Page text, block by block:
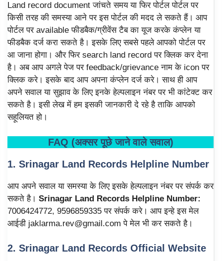
Land record document जांचते समय या फिर पोर्टल पोर्टल पर
किसी तरह की समस्या आने पर इस पोर्टल की मदद ले सकते हैं। आप
पोर्टल पर available फीडबैक/ग्रीवेंस टैब का यूज करके कंप्लेन या
फीडबैक दर्ज करा सकते है। इसके लिए सबसे पहले आपको पोर्टल पर
आ जाना होगा। और फिर search land record पर क्लिक कर देना
है। अब आप अगले पेज पर feedback/grievance नाम के icon पर
क्लिक करे। इसके बाद आप अपना कंप्लेन दर्ज करे। साथ ही आप
अपने सवाल या सुझाव के लिए इनके हेल्पलाइन नंबर पर भी कांटेक्ट कर
सकते है। इसी लेख में हम इसकी जानकारी दे रहे है ताकि आपको
सहूलियत हो।
FAQ (अक्सर पूछे जाने वाले सवाल)
1. Srinagar Land Records Helpline Number
आप अपने सवाल या समस्या के लिए इसके हेल्पलाइन नंबर पर संपर्क कर
सकते है। Srinagar Land Records Helpline Number:
7006424772, 9596859335 पर संपर्क करे। आप इन्हे इस मेल
आईडी jaklarma.rev@gmail.com पे मेल भी कर सकते है।
2. Srinagar Land Records Official Website